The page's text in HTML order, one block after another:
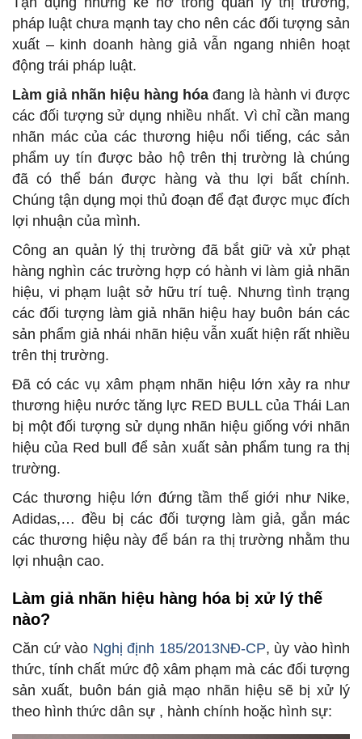
pháp luật chưa mạnh tay cho nên các đối tượng sản
xuất – kinh doanh hàng giả vẫn ngang nhiên hoạt
động trái pháp luật.
Làm giả nhãn hiệu hàng hóa đang là hành vi được
các đối tượng sử dụng nhiều nhất. Vì chỉ cần mang
nhãn mác của các thương hiệu nổi tiếng, các sản
phẩm uy tín được bảo hộ trên thị trường là chúng
đã có thể bán được hàng và thu lợi bất chính.
Chúng tận dụng mọi thủ đoạn để đạt được mục đích
lợi nhuận của mình.
Công an quản lý thị trường đã bắt giữ và xử phạt
hàng nghìn các trường hợp có hành vi làm giả nhãn
hiệu, vi phạm luật sở hữu trí tuệ. Nhưng tình trạng
các đối tượng làm giả nhãn hiệu hay buôn bán các
sản phẩm giả nhái nhãn hiệu vẫn xuất hiện rất nhiều
trên thị trường.
Đã có các vụ xâm phạm nhãn hiệu lớn xảy ra như
thương hiệu nước tăng lực RED BULL của Thái Lan
bị một đối tượng sử dụng nhãn hiệu giống với nhãn
hiệu của Red bull để sản xuất sản phẩm tung ra thị
trường.
Các thương hiệu lớn đứng tầm thế giới như Nike,
Adidas,… đều bị các đối tượng làm giả, gắn mác
các thương hiệu này để bán ra thị trường nhằm thu
lợi nhuận cao.
Làm giả nhãn hiệu hàng hóa bị xử lý thế
nào?
Căn cứ vào Nghị định 185/2013NĐ-CP, ùy vào hình
thức, tính chất mức độ xâm phạm mà các đối tượng
sản xuất, buôn bán giả mạo nhãn hiệu sẽ bị xử lý
theo hình thức dân sự , hành chính hoặc hình sự: